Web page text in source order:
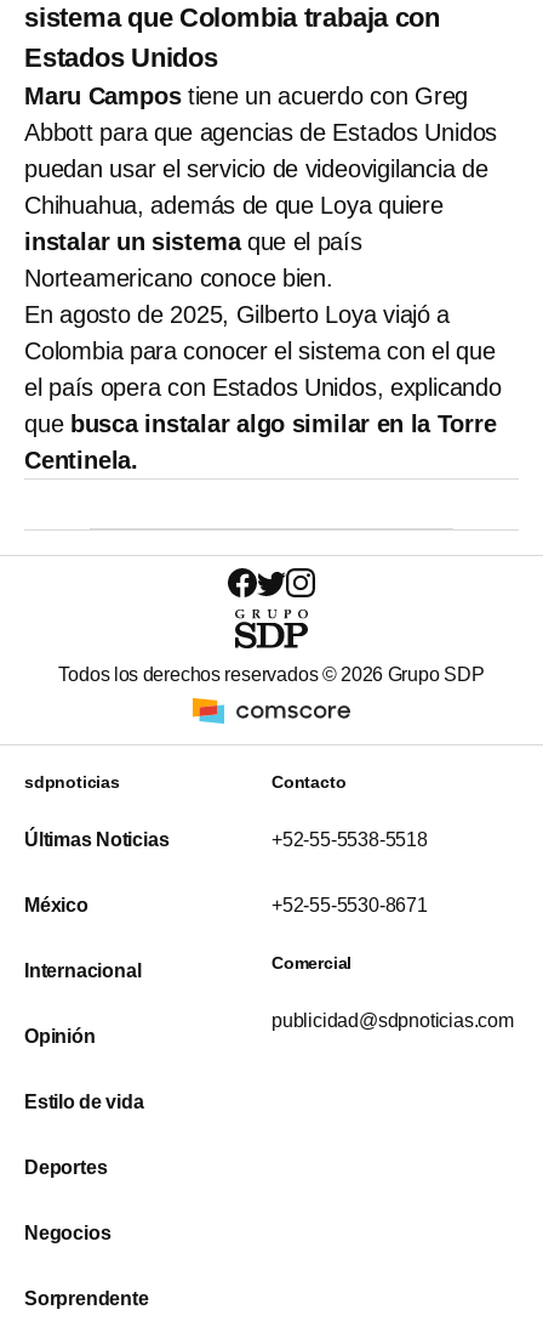
sistema que Colombia trabaja con
Estados Unidos
Maru Campostiene un acuerdo con Greg
Abbott para que agencias de Estados Unidos
puedan usar el servicio de videovigilancia de
Chihuahua, además de que Loya quiere
instalar un sistemaque el país
Norteamericano conoce bien.
En agosto de 2025, Gilberto Loya viajó a
Colombia para conocer el sistema con el que
el país opera con Estados Unidos, explicando
que busca instalar algo similar en la Torre
Centinela.
Todos los derechos reservados ©2026 Grupo SDP
sdpnoticias
Últimas Noticias
México
Internacional
Opinión
Estilo de vida
Deportes
Negocios
Sorprendente
Contacto
+52-55-5538-5518
+52-55-5530-8671
Comercial
publicidad@sdpnoticias.com